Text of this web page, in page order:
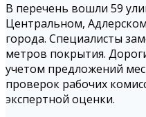
В перечень вошли 59
Центральном,
города. Специалисты
метров покрытия.
учетом предложений
проверок рабочих
экспертной оценки.